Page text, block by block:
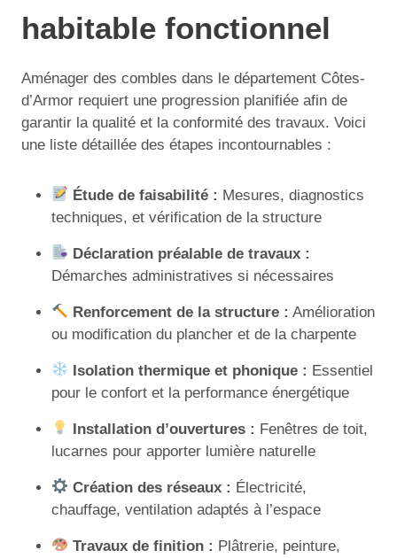
habitable fonctionnel
Aménager des combles dans le département Côtes-
d’Armor requiert une progression planifiée afin de
garantir la qualité et la conformité des travaux. Voici
une liste détaillée des étapes incontournables :
Étude de faisabilité : Mesures, diagnostics
techniques, et vérification de la structure
Déclaration préalable de travaux :
Démarches administratives si nécessaires
Renforcement de la structure : Amélioration
ou modification du plancher et de la charpente
Isolation thermique et phonique : Essentiel
pour le confort et la performance énergétique
Installation d’ouvertures : Fenêtres de toit,
lucarnes pour apporter lumière naturelle
Création des réseaux : Électricité,
chauffage, ventilation adaptés à l’espace
Travaux de finition : Plâtrerie, peinture,